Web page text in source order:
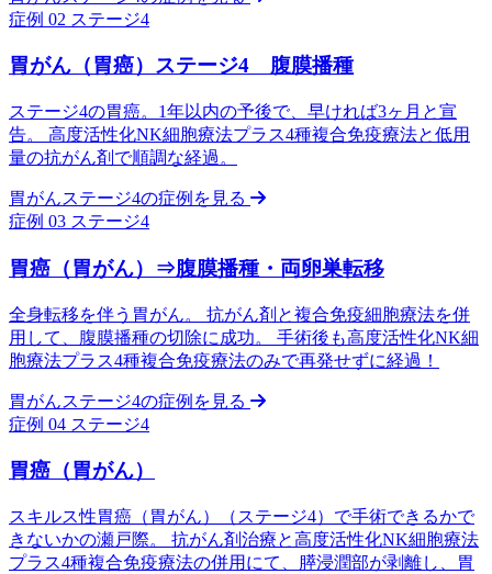
症例 02 ステージ4
胃がん（胃癌）ステージ4 腹膜播種
ステージ4の胃癌。1年以内の予後で、早ければ3ヶ月と宣
告。 高度活性化NK細胞療法プラス4種複合免疫療法と低用
量の抗がん剤で順調な経過。
胃がんステージ4の症例を見る
症例 03 ステージ4
胃癌（胃がん）⇒腹膜播種・両卵巣転移
全身転移を伴う胃がん。 抗がん剤と複合免疫細胞療法を併
用して、腹膜播種の切除に成功。 手術後も高度活性化NK細
胞療法プラス4種複合免疫療法のみで再発せずに経過！
胃がんステージ4の症例を見る
症例 04 ステージ4
胃癌（胃がん）
スキルス性胃癌（胃がん）（ステージ4）で手術できるかで
きないかの瀬戸際。 抗がん剤治療と高度活性化NK細胞療法
プラス4種複合免疫療法の併用にて、膵浸潤部が剥離し、胃